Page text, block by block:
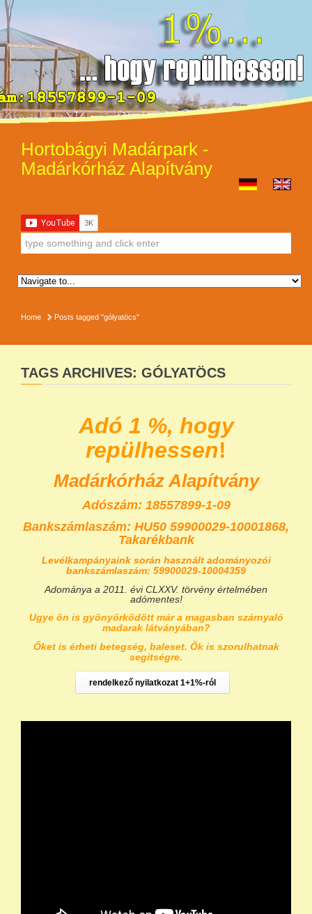
Hortobágyi Madárpark -
Madárkórház Alapítvány
Home Posts tagged "gólyatöcs"
TAGS ARCHIVES: GÓLYATÖCS
Adó 1 %, hogy
repülhessen!
Madárkórház Alapítvány
Adószám: 18557899-1-09
Bankszámlaszám: HU50 59900029-10001868,
Takarékbank
Levélkampányaink során használt adományozói
bankszámlaszám: 59900029-10004359
Adománya a 2011. évi CLXXV. törvény értelmében
adómentes!
Ugye ön is gyönyörködött már a magasban szárnyaló
madarak látványában?
Őket is érheti betegség, baleset. Ők is szorulhatnak
segítségre.
rendelkező nyilatkozat 1+1%-ról